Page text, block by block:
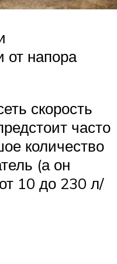
от напора
скорость
часто
количество
(а он
10 до 230 л/